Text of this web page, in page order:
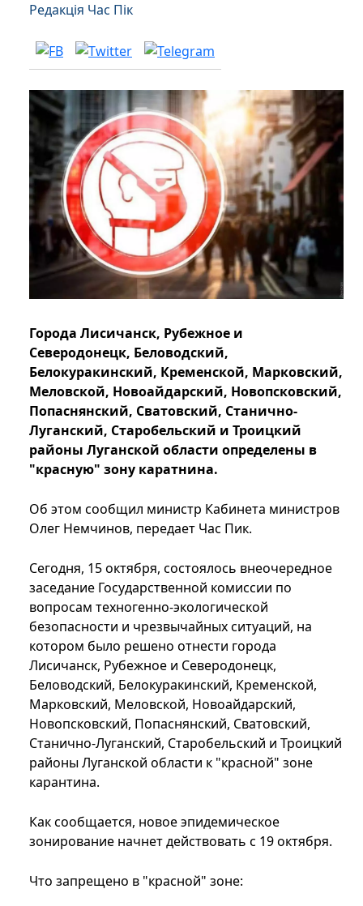
Редакція Час Пік
Города Лисичанск, Рубежное и
Северодонецк, Беловодский,
Белокуракинский, Кременской, Марковский,
Меловской, Новоайдарский, Новопсковский,
Попаснянский, Сватовский, Станично-
Луганский, Старобельский и Троицкий
районы Луганской области определены в
"красную" зону каратнина.
Об этом сообщил министр Кабинета министров
Олег Немчинов, передает Час Пик.
Сегодня, 15 октября, состоялось внеочередное
заседание Государственной комиссии по
вопросам техногенно-экологической
безопасности и чрезвычайных ситуаций, на
котором было решено отнести города
Лисичанск, Рубежное и Северодонецк,
Беловодский, Белокуракинский, Кременской,
Марковский, Меловской, Новоайдарский,
Новопсковский, Попаснянский, Сватовский,
Станично-Луганский, Старобельский и Троицкий
районы Луганской области к "красной" зоне
карантина.
Как сообщается, новое эпидемическое
зонирование начнет действовать с 19 октября.
Что запрещено в "красной" зоне: